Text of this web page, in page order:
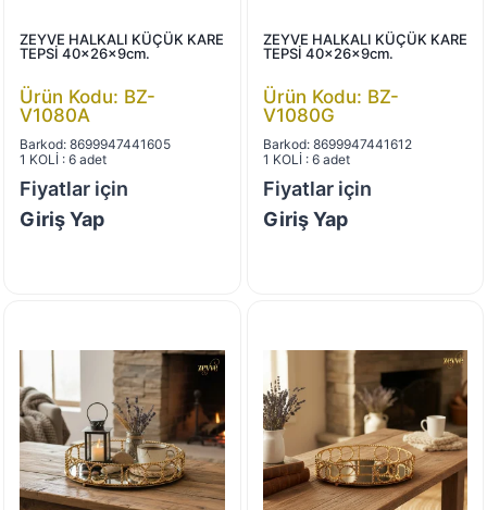
ZEYVE HALKALI KÜÇÜK KARE
TEPSİ 40x26x9cm.
Ürün Kodu: BZ-
V1080A
Barkod: 8699947441605
1 KOLİ : 6 adet
Fiyatlar için
Giriş Yap
ZEYVE HALKALI KÜÇÜK KARE
TEPSİ 40x26x9cm.
Ürün Kodu: BZ-
V1080G
Barkod: 8699947441612
1 KOLİ : 6 adet
Fiyatlar için
Giriş Yap